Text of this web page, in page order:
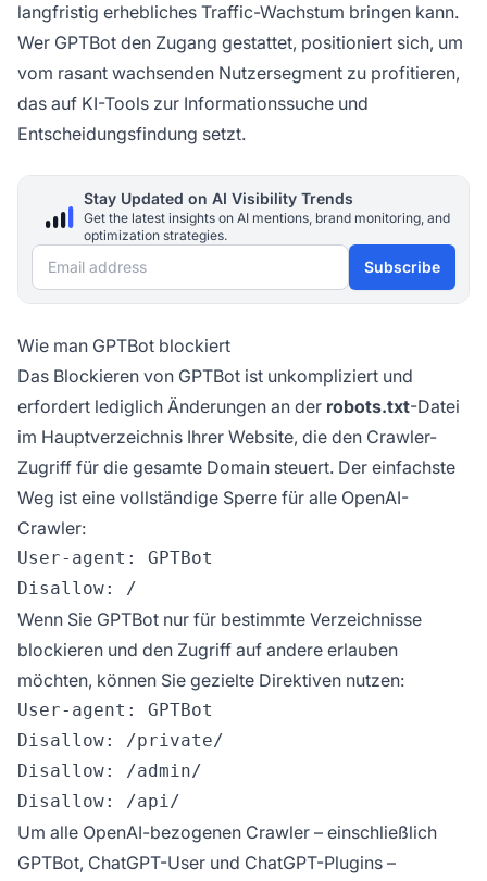
langfristig erhebliches Traffic-Wachstum bringen kann.
Wer GPTBot den Zugang gestattet, positioniert sich, um
vom rasant wachsenden Nutzersegment zu profitieren,
das auf KI-Tools zur Informationssuche und
Entscheidungsfindung setzt.
Stay Updated on AI Visibility Trends
Get the latest insights on AI mentions, brand monitoring, and
optimization strategies.
Email address Subscribe
Wie man GPTBot blockiert
Das Blockieren von GPTBot ist unkompliziert und
erfordert lediglich Änderungen an der robots.txt-Datei
im Hauptverzeichnis Ihrer Website, die den Crawler-
Zugriff für die gesamte Domain steuert. Der einfachste
Weg ist eine vollständige Sperre für alle OpenAI-
Crawler:
User-agent: GPTBot
Wenn Sie GPTBot nur für bestimmte Verzeichnisse
blockieren und den Zugriff auf andere erlauben
möchten, können Sie gezielte Direktiven nutzen:
User-agent: GPTBot
Disallow: /private/
Disallow: /admin/
Um alle OpenAI-bezogenen Crawler – einschließlich
GPTBot, ChatGPT-User und ChatGPT-Plugins –